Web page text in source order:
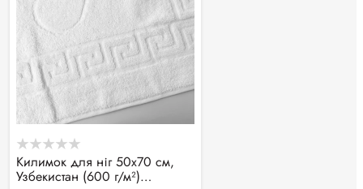
Килимок для ніг 50х70 см,
Узбекистан (600 г/м²)